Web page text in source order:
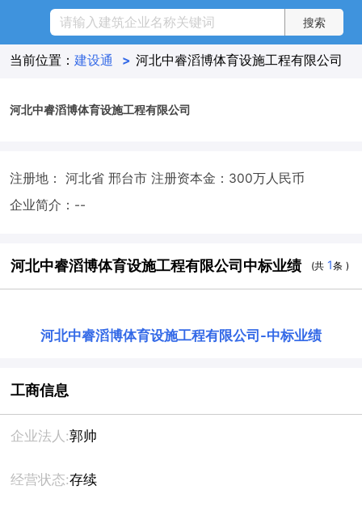
当前位置： 建设通 > 河北中睿滔博体育设施工程有限公司
河北中睿滔博体育设施工程有限公司
注册地： 河北省 邢台市 注册资本金：300万人民币
企业简介：--
河北中睿滔博体育设施工程有限公司中标业绩 (共 1条 )
河北中睿滔博体育设施工程有限公司 -中标业绩
工商信息
企业法人:郭帅
经营状态:存续